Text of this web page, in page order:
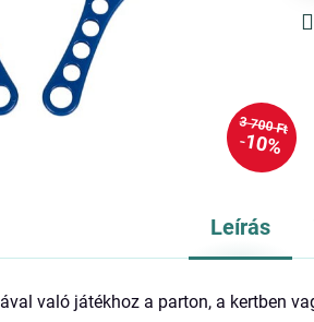
3 700 Ft
10%
Leírás
való játékhoz a parton, a kertben